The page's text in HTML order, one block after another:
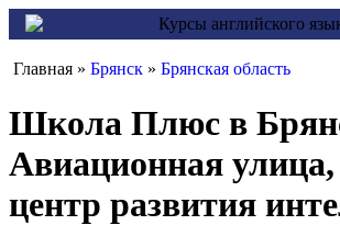
Главная » Брянск » Брянская область
Школа Плюс в
Авиационная улица,
центр развития